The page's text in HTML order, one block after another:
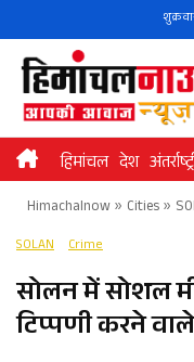
to
content
हिमांचल देश
Himachalnow» Cities»
SOLAN Crime
सोलन में सोशल
टिप्पणी करने